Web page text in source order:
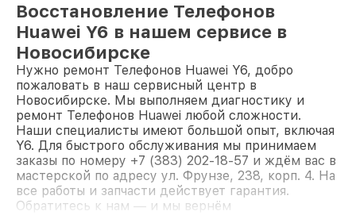
Восстановление Телефонов
Huawei Y6 в нашем сервисе в
Новосибирске
Нужно ремонт Телефонов Huawei Y6, добро
пожаловать в наш сервисный центр в
Новосибирске. Мы выполняем диагностику и
ремонт Телефонов Huawei любой сложности.
Наши специалисты имеют большой опыт, включая
Y6. Для быстрого обслуживания мы принимаем
заказы по номеру +7 (383) 202-18-57 и ждём вас в
мастерской по адресу ул. Фрунзе, 238, корп. 4. На
все работы и запчасти действует гарантия.
Обратитесь к нам — и мы вернём